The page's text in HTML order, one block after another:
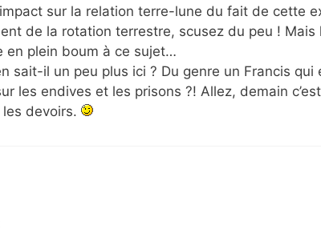
sur la relation terre-lune du fait de cette
de la rotation terrestre, scusez du peu ! Mais
en plein boum à ce sujet…
sait-il un peu plus ici ? Du genre un Francis qui
les endives et les prisons ?! Allez, demain
devoirs.